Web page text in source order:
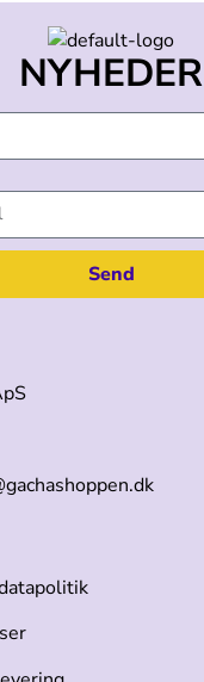
NYHEDER
Send